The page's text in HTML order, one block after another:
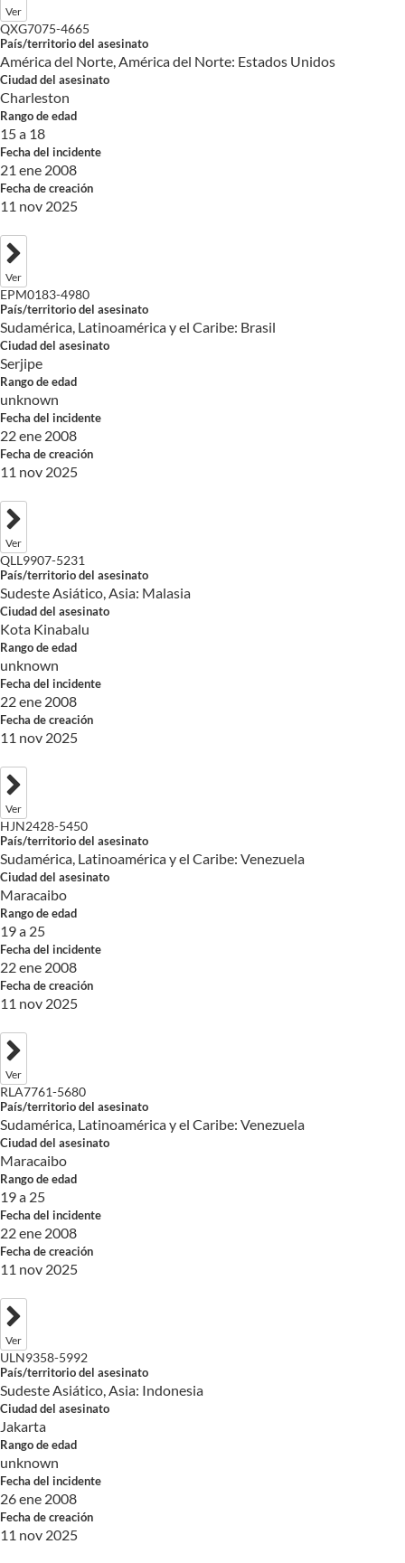
Ver
QXG7075-4665
País/territorio del asesinato
América del Norte, América del Norte: Estados Unidos
Ciudad del asesinato
Charleston
Rango de edad
15 a 18
Fecha del incidente
21 ene 2008
Fecha de creación
11 nov 2025
Ver
EPM0183-4980
País/territorio del asesinato
Sudamérica, Latinoamérica y el Caribe: Brasil
Ciudad del asesinato
Serjipe
Rango de edad
unknown
Fecha del incidente
22 ene 2008
Fecha de creación
11 nov 2025
Ver
QLL9907-5231
País/territorio del asesinato
Sudeste Asiático, Asia: Malasia
Ciudad del asesinato
Kota Kinabalu
Rango de edad
unknown
Fecha del incidente
22 ene 2008
Fecha de creación
11 nov 2025
Ver
HJN2428-5450
País/territorio del asesinato
Sudamérica, Latinoamérica y el Caribe: Venezuela
Ciudad del asesinato
Maracaibo
Rango de edad
19 a 25
Fecha del incidente
22 ene 2008
Fecha de creación
11 nov 2025
Ver
RLA7761-5680
País/territorio del asesinato
Sudamérica, Latinoamérica y el Caribe: Venezuela
Ciudad del asesinato
Maracaibo
Rango de edad
19 a 25
Fecha del incidente
22 ene 2008
Fecha de creación
11 nov 2025
Ver
ULN9358-5992
País/territorio del asesinato
Sudeste Asiático, Asia: Indonesia
Ciudad del asesinato
Jakarta
Rango de edad
unknown
Fecha del incidente
26 ene 2008
Fecha de creación
11 nov 2025